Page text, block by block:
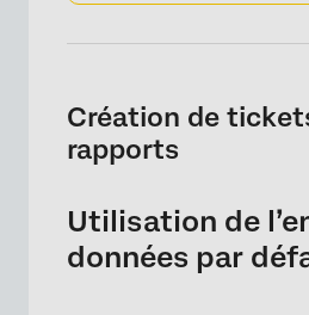
Création de
rapports
Utilisation de
données par